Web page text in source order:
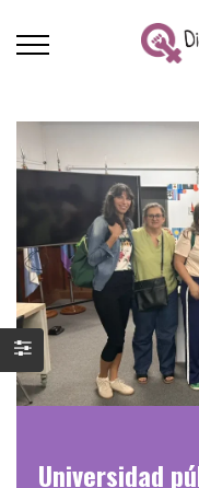
Universidad